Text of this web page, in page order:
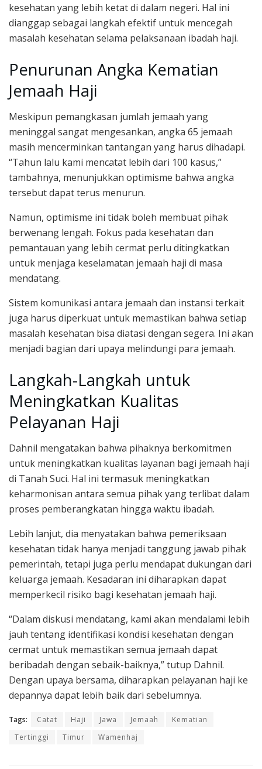
kesehatan yang lebih ketat di dalam negeri. Hal ini
dianggap sebagai langkah efektif untuk mencegah
masalah kesehatan selama pelaksanaan ibadah haji.
Penurunan Angka Kematian
Jemaah Haji
Meskipun pemangkasan jumlah jemaah yang
meninggal sangat mengesankan, angka 65 jemaah
masih mencerminkan tantangan yang harus dihadapi.
“Tahun lalu kami mencatat lebih dari 100 kasus,”
tambahnya, menunjukkan optimisme bahwa angka
tersebut dapat terus menurun.
Namun, optimisme ini tidak boleh membuat pihak
berwenang lengah. Fokus pada kesehatan dan
pemantauan yang lebih cermat perlu ditingkatkan
untuk menjaga keselamatan jemaah haji di masa
mendatang.
Sistem komunikasi antara jemaah dan instansi terkait
juga harus diperkuat untuk memastikan bahwa setiap
masalah kesehatan bisa diatasi dengan segera. Ini akan
menjadi bagian dari upaya melindungi para jemaah.
Langkah-Langkah untuk
Meningkatkan Kualitas
Pelayanan Haji
Dahnil mengatakan bahwa pihaknya berkomitmen
untuk meningkatkan kualitas layanan bagi jemaah haji
di Tanah Suci. Hal ini termasuk meningkatkan
keharmonisan antara semua pihak yang terlibat dalam
proses pemberangkatan hingga waktu ibadah.
Lebih lanjut, dia menyatakan bahwa pemeriksaan
kesehatan tidak hanya menjadi tanggung jawab pihak
pemerintah, tetapi juga perlu mendapat dukungan dari
keluarga jemaah. Kesadaran ini diharapkan dapat
memperkecil risiko bagi kesehatan jemaah haji.
“Dalam diskusi mendatang, kami akan mendalami lebih
jauh tentang identifikasi kondisi kesehatan dengan
cermat untuk memastikan semua jemaah dapat
beribadah dengan sebaik-baiknya,” tutup Dahnil.
Dengan upaya bersama, diharapkan pelayanan haji ke
depannya dapat lebih baik dari sebelumnya.
Tags: Catat Haji Jawa Jemaah
Kematian
Tertinggi
Timur Wamenhaj